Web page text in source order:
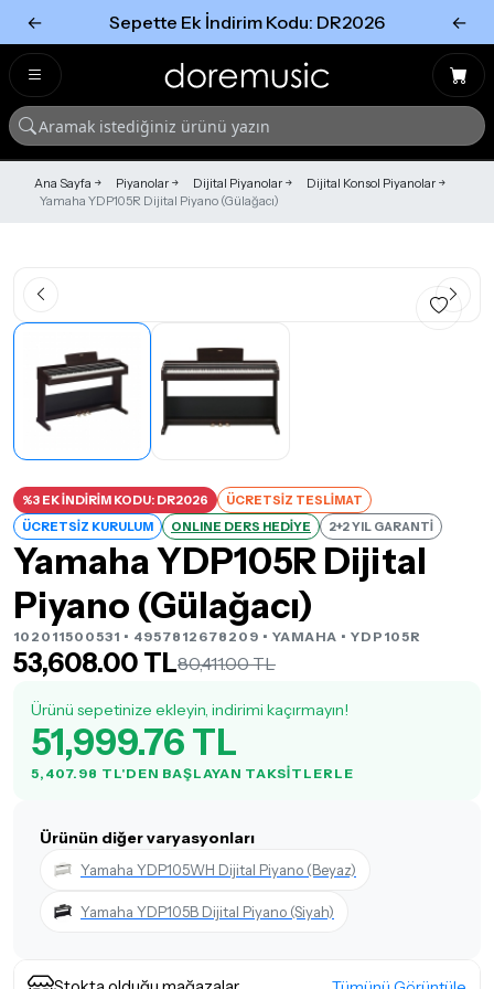
← Sepette Ek İndirim Kodu: DR2026 ←
Ana Sayfa Piyanolar Dijital Piyanolar
Dijital Konsol Piyanolar
Yamaha YDP105R Dijital Piyano (Gülağacı)
%3 EK İNDİRİM KODU: DR2026
ÜCRETSİZ TESLİMAT
ÜCRETSİZ KURULUM
ONLINE DERS HEDİYE 2+2 YIL GARANTİ
Yamaha YDP105R Dijital
Piyano (Gülağacı)
102011500531 • 4957812678209 • YAMAHA • YDP105R
53,608.00 TL80,411.00 TL
Ürünü sepetinize ekleyin, indirimi kaçırmayın!
51,999.76 TL
5,407.98 TL'DEN BAŞLAYAN TAKSITLERLE
Ürünün diğer varyasyonları
Yamaha YDP105WH Dijital Piyano (Beyaz)
Yamaha YDP105B Dijital Piyano (Siyah)
Tümünü Gör
Tümünü gör